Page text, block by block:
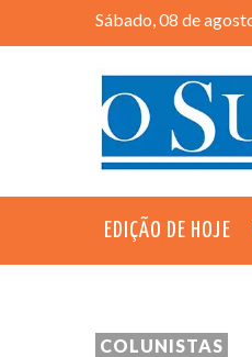
Sábado, 08 de
EDIÇÃO DE HOJE
COLUNISTAS